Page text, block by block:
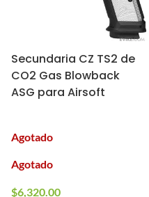
Secundaria CZ TS2 de
CO2 Gas Blowback
ASG para Airsoft
Agotado
Agotado
$6,320.00